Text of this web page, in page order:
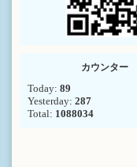
カウンター
Today: 89
Yesterday: 287
Total: 1088034